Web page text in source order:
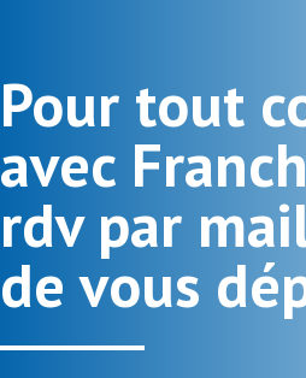
Pour tout
avec
rdv par
de vous